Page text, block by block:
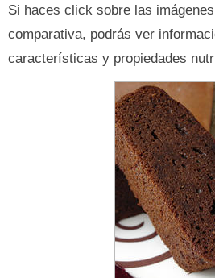
Si haces click sobre las
comparativa, podrás ver
características y propiedades